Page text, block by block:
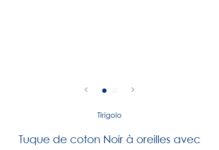
Tirigolo
Tuque de coton Noir à oreilles avec